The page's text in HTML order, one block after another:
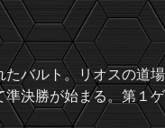
バルト。リオスの道
決勝が始まる。第１